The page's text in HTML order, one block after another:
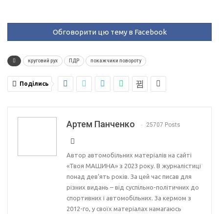
Обговорити цю тему в Facebook
круговий рух ПДР покажчики повороту
Поділись
Артем Панченко 25707 Posts
Автор автомобільних матеріалів на сайті
«Твоя МАШИНА» з 2023 року. В журналістиці
понад дев’ять років. За цей час писав для
різних видань – від суспільно-політичних до
спортивних і автомобільних. За кермом з
2012-го, у своїх матеріалах намагаюсь